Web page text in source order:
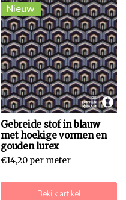
Nieuw
Gebreide stof in blauw
met hoekige vormen en
gouden lurex
€14,20 per meter
Bekijk artikel